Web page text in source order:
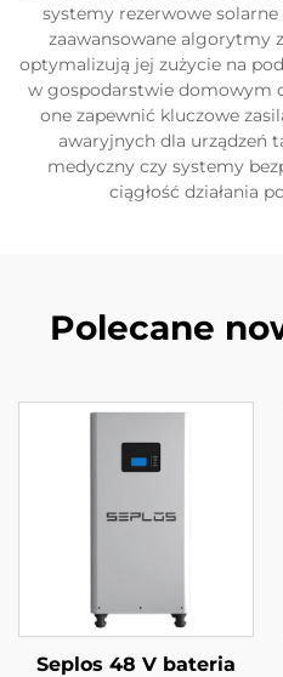
systemy rezerwowe
zaawansowane algorytmy
optymalizują jej zużycie na
w gospodarstwie domowym
one zapewnić kluczowe
awaryjnych dla urządzeń
medyczny czy systemy
ciągłość działania
Polecane
Seplos 48 V bateria